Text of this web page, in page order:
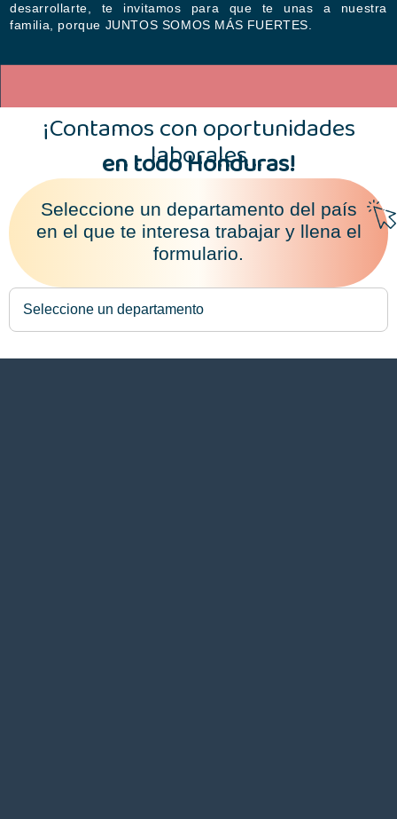
desarrollarte, te invitamos para que te unas a nuestra
familia, porque JUNTOS SOMOS MÁS FUERTES.
¡Contamos con oportunidades
laborales
en todo Honduras!
Seleccione un departamento del país
en el que te interesa trabajar y llena el
formulario.